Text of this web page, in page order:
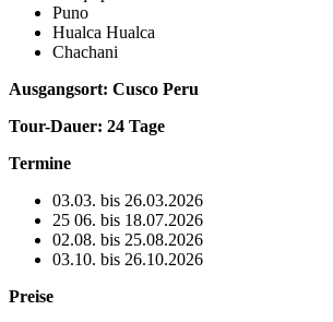
Puno
Hualca Hualca
Chachani
Ausgangsort: Cusco Peru
Tour-Dauer: 24 Tage
Termine
03.03. bis 26.03.2026
25 06. bis 18.07.2026
02.08. bis 25.08.2026
03.10. bis 26.10.2026
Preise